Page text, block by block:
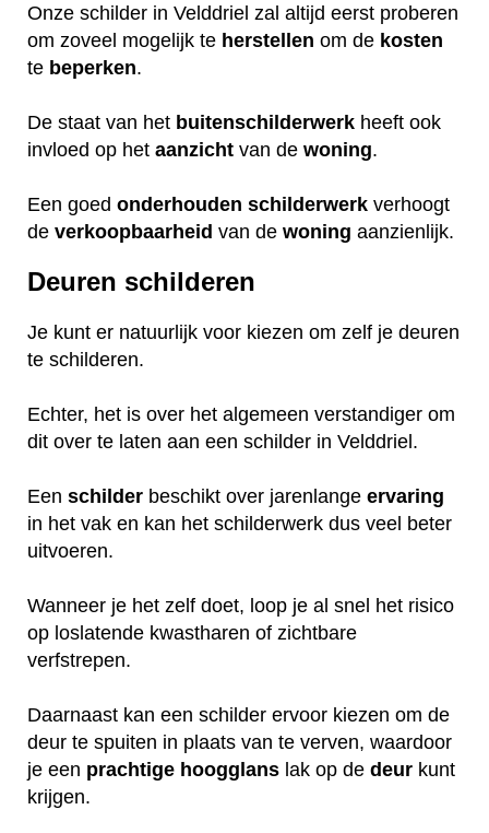
Onze schilder in Velddriel zal altijd eerst proberen
om zoveel mogelijk te herstellen om de kosten
te beperken.
De staat van het buitenschilderwerk heeft ook
invloed op het aanzicht van de woning.
Een goed onderhouden schilderwerk verhoogt
de verkoopbaarheid van de woning aanzienlijk.
Deuren schilderen
Je kunt er natuurlijk voor kiezen om zelf je deuren
te schilderen.
Echter, het is over het algemeen verstandiger om
dit over te laten aan een schilder in Velddriel.
Een schilder beschikt over jarenlange ervaring
in het vak en kan het schilderwerk dus veel beter
uitvoeren.
Wanneer je het zelf doet, loop je al snel het risico
op loslatende kwastharen of zichtbare
verfstrepen.
Daarnaast kan een schilder ervoor kiezen om de
deur te spuiten in plaats van te verven, waardoor
je een prachtige hoogglans lak op de deur kunt
krijgen.